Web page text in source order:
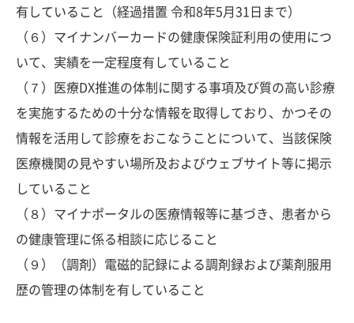
有していること（経過措置 令和8年5月31日まで）
（６）マイナンバーカードの健康保険証利用の使用につ
いて、実績を一定程度有していること
（７）医療DX推進の体制に関する事項及び質の高い診療
を実施するための十分な情報を取得しており、かつその
情報を活用して診療をおこなうことについて、当該保険
医療機関の見やすい場所及およびウェブサイト等に掲示
していること
（８）マイナポータルの医療情報等に基づき、患者から
の健康管理に係る相談に応じること
（９）（調剤）電磁的記録による調剤録および薬剤服用
歴の管理の体制を有していること